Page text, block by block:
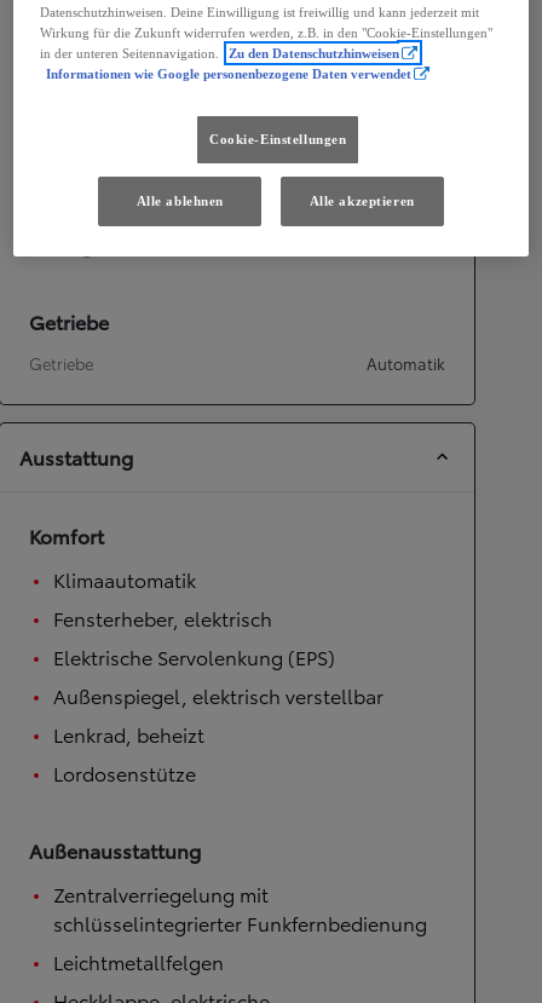
Maße und Abmessungen
Türen
Motorisierung
Hubraum in ccm 1 987cc
Getriebe
Getriebe Automatik
Ausstattung
Komfort
Klimaautomatik
Fensterheber, elektrisch
Elektrische Servolenkung (EPS)
Außenspiegel, elektrisch verstellbar
Lenkrad, beheizt
Lordosenstütze
Außenausstattung
Zentralverriegelung mit
schlüsselintegrierter Funkfernbedienung
Leichtmetallfelgen
Datenschutzhinweisen. Deine Einwilligung ist freiwillig und kann jederzeit mit
Wirkung für die Zukunft widerrufen werden, z.B. in den "Cookie-Einstellungen"
in der unteren Seitennavigation.
Zu den Datenschutzhinweisen
Informationen wie Google personenbezogene Daten verwendet
Cookie-Einstellungen
Alle ablehnen Alle akzeptieren